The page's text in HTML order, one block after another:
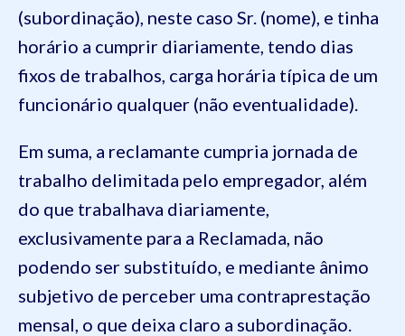
(subordinação), neste caso Sr. (nome), e tinha
horário a cumprir diariamente, tendo dias
fixos de trabalhos, carga horária típica de um
funcionário qualquer (não eventualidade).
Em suma, a reclamante cumpria jornada de
trabalho delimitada pelo empregador, além
do que trabalhava diariamente,
exclusivamente para a Reclamada, não
podendo ser substituído, e mediante ânimo
subjetivo de perceber uma contraprestação
mensal, o que deixa claro a subordinação.